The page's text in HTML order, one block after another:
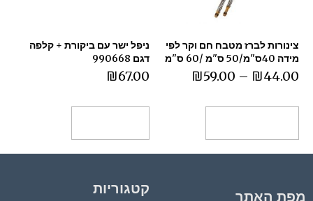
צינורות לברז מטבח חם וקר לפי
מידה 40ס"מ/50 ס"מ /60 ס"מ
₪44.00
–
₪59.00
ניפל ישר עם ביקורת + קלפה
דגם 990668
₪67.00
מפת האתר קטגוריות